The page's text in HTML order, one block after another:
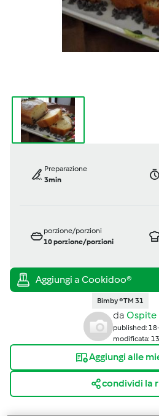
Preparazione
3min
porzione/porzioni
10porzione/porzioni
Bimby ® TM 31
da Ospite
published:
modificata:
Aggiungi alle
condividi la